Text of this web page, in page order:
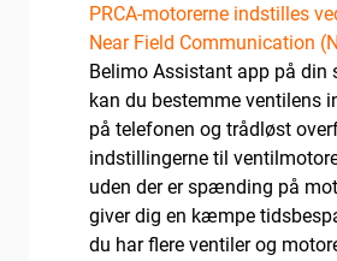
PRCA-motorerne indstilles
Near Field Communication
Belimo Assistant app på din
kan du bestemme ventilens
på telefonen og trådløst
indstillingerne til
uden der er spænding på
giver dig en kæmpe
du har flere ventiler og